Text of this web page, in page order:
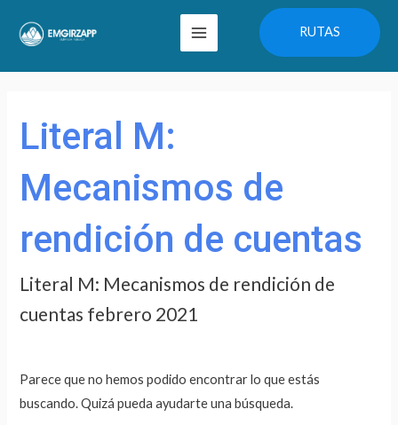
Main
Menu
RUTAS
Literal M:
Mecanismos de
rendición de cuentas
Literal M: Mecanismos de rendición de
cuentas febrero 2021
Parece que no hemos podido encontrar lo que estás
buscando. Quizá pueda ayudarte una búsqueda.